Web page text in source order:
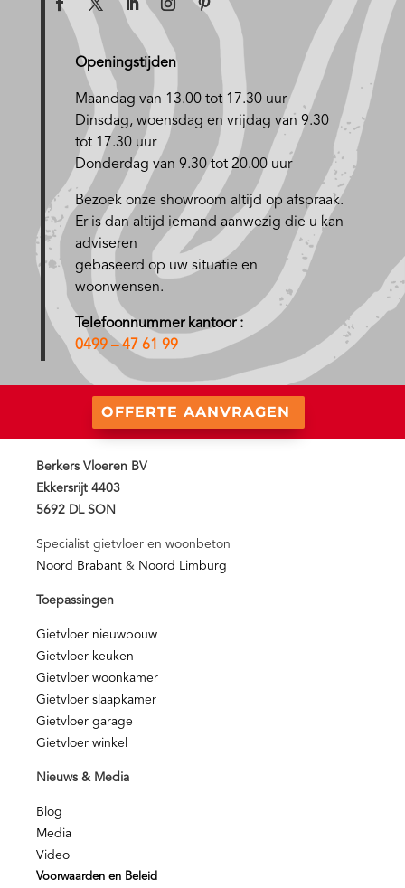
Openingstijden
Maandag van 13.00 tot 17.30 uur
Dinsdag, woensdag en vrijdag van 9.30
tot 17.30 uur
Donderdag van 9.30 tot 20.00 uur
Bezoek onze showroom altijd op afspraak.
Er is dan altijd iemand aanwezig die u kan
adviseren
gebaseerd op uw situatie en
woonwensen.
Telefoonnummer kantoor :
0499 – 47 61 99
OFFERTE AANVRAGEN
Berkers Vloeren BV
Ekkersrijt 4403
5692 DL SON
Specialist gietvloer en woonbeton
Noord Brabant & Noord Limburg
Toepassingen
Gietvloer nieuwbouw
Gietvloer keuken
Gietvloer woonkamer
Gietvloer slaapkamer
Gietvloer garage
Gietvloer winkel
Nieuws & Media
Blog
Media
Video
Voorwaarden en Beleid